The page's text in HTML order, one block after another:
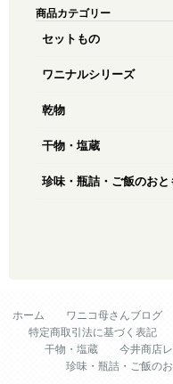
商品カテゴリー
セットもの
ワニナルシリーズ
乾物
干物・塩蔵
珍味・瓶詰・ご飯のおと
ホーム ワニコ母さんブログ
特定商取引法に基づく表記
干物・塩蔵
今井商店
珍味・瓶詰・ご飯の